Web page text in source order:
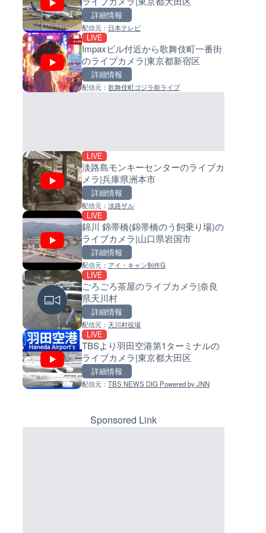
マーカーをクリックするとラ
イブカメラの詳細が表示されま
詳細情報
配信元： 日本テレビ
LIVE
Impaxビル付近から歌舞伎町一番街
のライブカメラ|東京都新宿区
詳細情報
配信元： 歌舞伎町ゴジラ前ライブ
LIVE
淡路島モンキーセンターのライブカ
メラ|兵庫県洲本市
詳細情報
配信元： 淡路ザル
LIVE
錦川 錦帯橋(錦帯橋のう飼乗り場)の
ライブカメラ|山口県岩国市
詳細情報
配信元： アイ・キャン制作G
LIVE
ごろごろ茶屋のライブカメラ|奈良
県天川村
詳細情報
配信元： 天川村役場
LIVE
TBSより羽田空港第1ターミナルの
ライブカメラ|東京都大田区
詳細情報
配信元： TBS NEWS DIG Powered by JNN
Impaxビル付近から歌舞伎町
のライブカメラ|東京都新宿区
配信元：歌舞伎町ゴジラ前ライブ
国道406号 菅平のライブカメ
野県上田市
配信元：
手結港(YASU海の駅クラブ)の
東名高速道路・厚木インター
ジ付近のライブカメラ|神奈川
配信元：テレビ朝日
イブカメラ|北海道羅臼町
詳細情報
小浦川水門付近から小浦海水
ライブカメラ|和歌山県日高町
配信元：日高町役場
導目木川 花立砂防堰堤下流の
ブカメラ|福岡県朝倉市
配信元：
常呂川 鹿ノ子ダムのライブカ
天塩川 岩尾内ダムのライブカ
北海道士別市
配信元：国土交通省 北海道開発局
ラ|東京都品川区
詳細情報
Sponsored Link